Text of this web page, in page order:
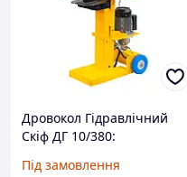
Дровокол Гідравлічний
Скіф ДГ 10/380:
для Великих Об'ємів Дров
Під замовлення